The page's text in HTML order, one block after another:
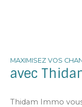
MAXIMISEZ VOS
avec
Thidam Immo